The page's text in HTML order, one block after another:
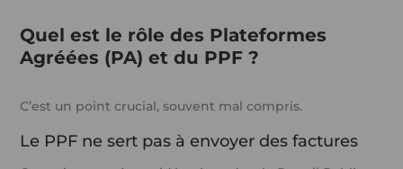
Quel est le rôle des Plateformes
Agréées (PA) et du PPF ?
C’est un point crucial, souvent mal compris.
Le PPF ne sert pas à envoyer des factures